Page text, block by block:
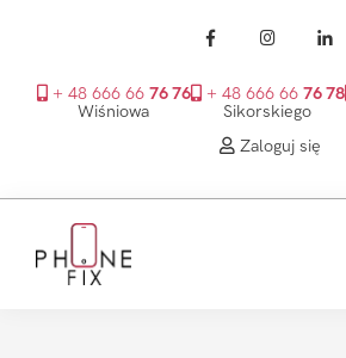
+ 48 666 66 76 76
Wiśniowa
+ 48 666 66 76 78
Sikorskiego
Zaloguj się
głównego